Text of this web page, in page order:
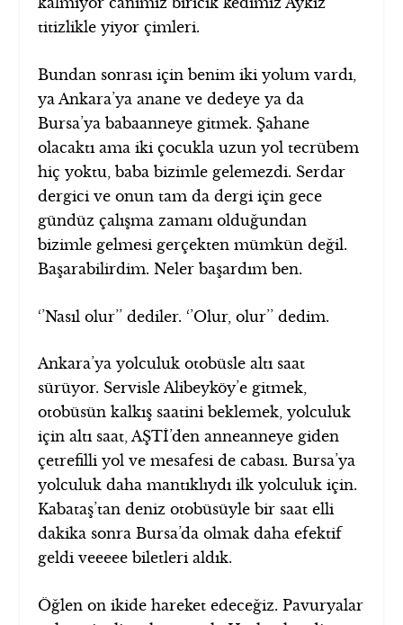
titizlikle yiyor çimleri.
Bundan sonrası için benim iki yolum vardı,
ya Ankara’ya anane ve dedeye ya da
Bursa’ya babaanneye gitmek. Şahane
olacaktı ama iki çocukla uzun yol tecrübem
hiç yoktu, baba bizimle gelemezdi. Serdar
dergici ve onun tam da dergi için gece
gündüz çalışma zamanı olduğundan
bizimle gelmesi gerçekten mümkün değil.
Başarabilirdim. Neler başardım ben.
‘’Nasıl olur’’ dediler. ‘’Olur, olur’’ dedim.
Ankara’ya yolculuk otobüsle altı saat
sürüyor. Servisle Alibeyköy’e gitmek,
otobüsün kalkış saatini beklemek, yolculuk
için altı saat, AŞTİ’den anneanneye giden
çetrefilli yol ve mesafesi de cabası. Bursa’ya
yolculuk daha mantıklıydı ilk yolculuk için.
Kabataş’tan deniz otobüsüyle bir saat elli
dakika sonra Bursa’da olmak daha efektif
geldi veeeee biletleri aldık.
Öğlen on ikide hareket edeceğiz. Pavuryalar